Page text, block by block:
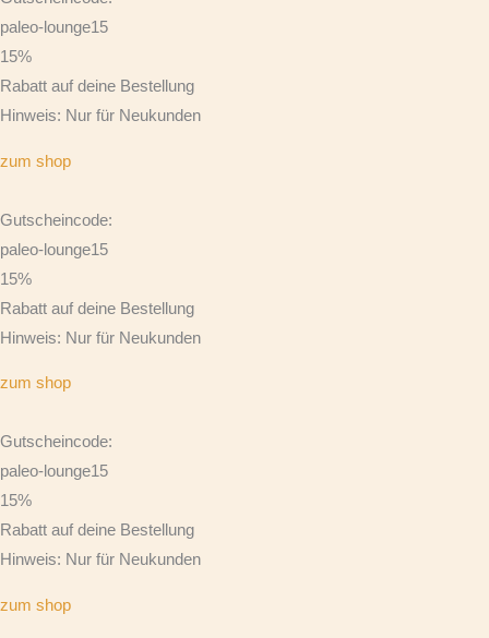
paleo-lounge15
15%
Rabatt auf deine Bestellung
Hinweis: Nur für Neukunden
zum shop
Gutscheincode:
paleo-lounge15
15%
Rabatt auf deine Bestellung
Hinweis: Nur für Neukunden
zum shop
Gutscheincode:
paleo-lounge15
15%
Rabatt auf deine Bestellung
Hinweis: Nur für Neukunden
zum shop